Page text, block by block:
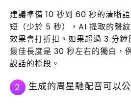
建議準備 10 秒到 60 秒的清晰
短（少於 5 秒），AI 提取的聲
效果會打折扣。如果超過 3 分鐘
最佳長度是 30 秒左右的獨白，
說話的橋段。
2 生成的周星馳配音可以